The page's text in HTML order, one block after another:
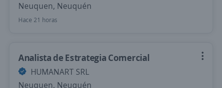
Neuquen, Neuquén
Hace 21 horas
Analista de Estrategia Comercial
HUMANART SRL
Neuquen, Neuquén